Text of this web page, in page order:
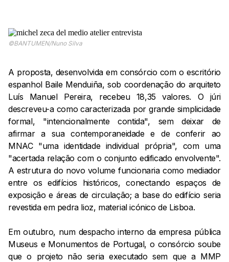
©BANTUMEN/Nuno Silva
A proposta, desenvolvida em consórcio com o escritório
espanhol Baile Menduiña, sob coordenação do arquiteto
Luís Manuel Pereira, recebeu 18,35 valores. O júri
descreveu-a como caracterizada por grande simplicidade
formal, "intencionalmente contida", sem deixar de
afirmar a sua contemporaneidade e de conferir ao
MNAC "uma identidade individual própria", com uma
"acertada relação com o conjunto edificado envolvente".
A estrutura do novo volume funcionaria como mediador
entre os edifícios históricos, conectando espaços de
exposição e áreas de circulação; a base do edifício seria
revestida em pedra lioz, material icónico de Lisboa.
Em outubro, num despacho interno da empresa pública
Museus e Monumentos de Portugal, o consórcio soube
que o projeto não seria executado sem que a MMP